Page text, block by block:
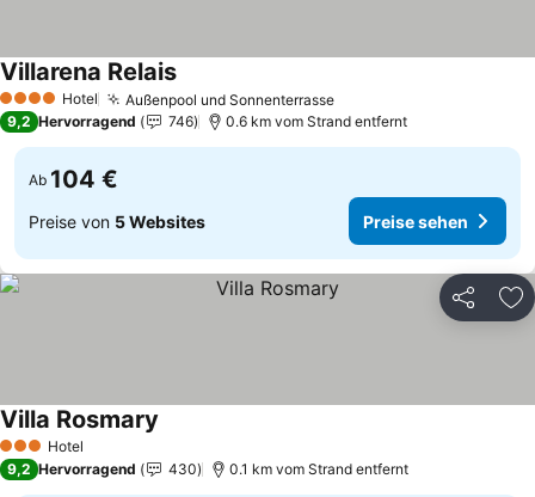
4 Sterne Hotel Außenpool und SonnenterrassePreise sehen
Villarena RelaisPreise sehen
9,2 Hervorragend 746 0.6 km vom Strand entfernt
Ab 104 €
Preise von 5 Websites Preise sehen
Teilen
3 SterneHotel
Villa Rosmary
9,2 Hervorragend 430 0.1 km vom Strand entfernt